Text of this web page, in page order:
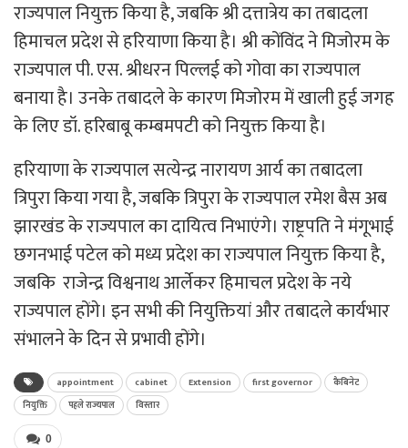
राज्यपाल नियुक्त किया है, जबकि श्री दत्तात्रेय का तबादला
हिमाचल प्रदेश से हरियाणा किया है। श्री कोंविंद ने मिजोरम के
राज्यपाल पी. एस. श्रीधरन पिल्लई को गोवा का राज्यपाल
बनाया है। उनके तबादले के कारण मिजोरम में खाली हुई जगह
के लिए डॉ. हरिबाबू कम्बमपटी को नियुक्त किया है।
हरियाणा के राज्यपाल सत्येन्द्र नारायण आर्य का तबादला
त्रिपुरा किया गया है, जबकि त्रिपुरा के राज्यपाल रमेश बैस अब
झारखंड के राज्यपाल का दायित्व निभाएंगे। राष्ट्रपति ने मंगूभाई
छगनभाई पटेल को मध्य प्रदेश का राज्यपाल नियुक्त किया है,
जबकि राजेन्द्र विश्वनाथ आर्लेकर हिमाचल प्रदेश के नये
राज्यपाल होंगे। इन सभी की नियुक्तियां और तबादले कार्यभार
संभालने के दिन से प्रभावी होंगे।
appointment cabinet Extension first governor
कैबिनेट
नियुक्ति
पहले राज्यपाल विस्तार
0